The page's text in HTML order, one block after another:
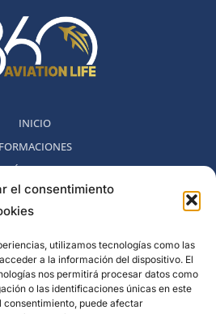
el consentimiento
utilizamos tecnologías como las
a la información del dispositivo. El
nos permitirá procesar datos como
o las identificaciones únicas en este
puede afectar
INICIO
FORMACIONES
MÉTODO 360
COMUNIDAD
NOSOTROS
BLOG
CONTACTO
DE DESESTIMIENTO